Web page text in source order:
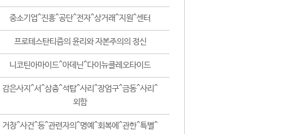
중소기업^진흥^공단^전자^상거래^지원^센터
프로테스탄티즘의 윤리와 자본주의의 정신
니코틴아마이드^아데닌^다이뉴클레오타이드
감은사지^서^삼층^석탑^사리^장엄구^금동^사리^
외함
거창^사건^등^관련자의^명예^회복에^관한^특별^